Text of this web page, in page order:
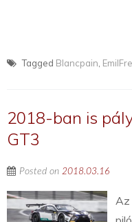
Tagged Blancpain
2018-ban is
GT3
Posted on 2018.03.16
Az